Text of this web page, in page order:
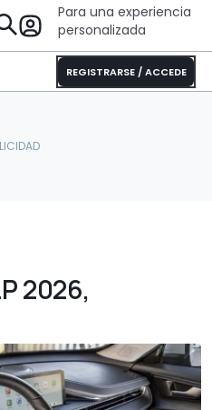
Para una experiencia
personalizada
REGISTRARSE / ACCEDE
2026,